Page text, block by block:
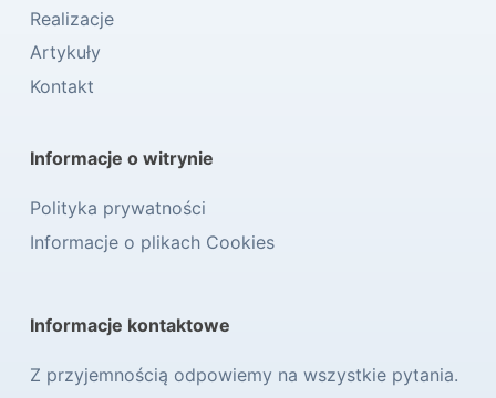
Realizacje
Artykuły
Kontakt
Informacje o witrynie
Polityka prywatności
Informacje o plikach Cookies
Informacje kontaktowe
Z przyjemnością odpowiemy na wszystkie pytania.